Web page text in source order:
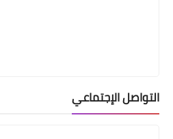
التواصل الإجتماعي